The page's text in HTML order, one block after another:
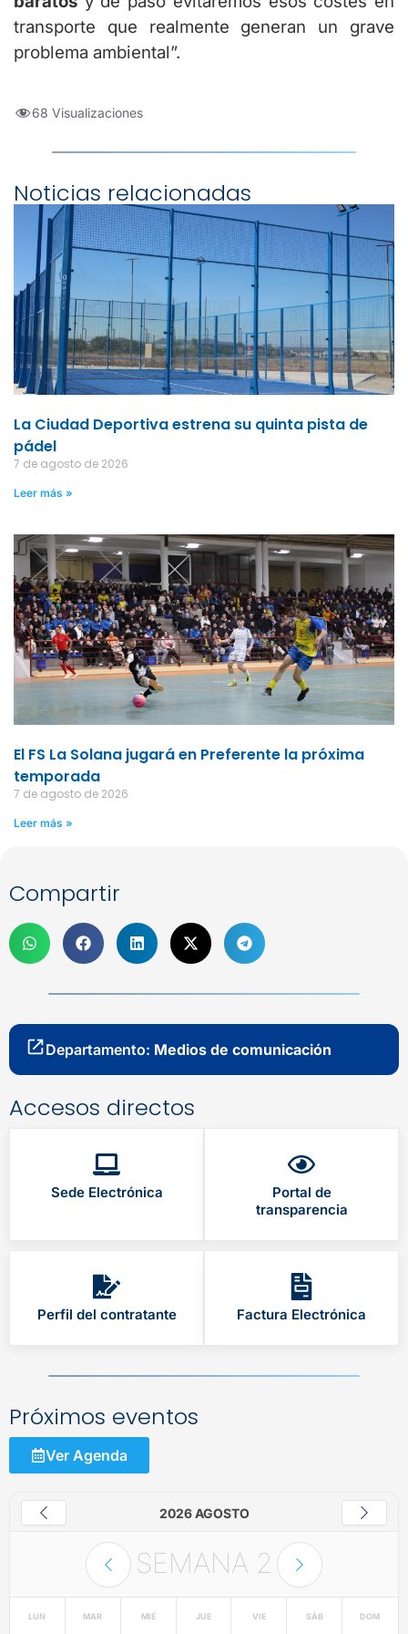
transporte que realmente generan un grave
problema ambiental”.
68 Visualizaciones
Noticias relacionadas
La Ciudad Deportiva estrena su quinta pista de
pádel
7 de agosto de 2026
Leer más »
El FS La Solana jugará en Preferente la próxima
temporada
7 de agosto de 2026
Leer más »
Compartir
Departamento: Medios de comunicación
Accesos directos
Sede Electrónica
Portal de
transparencia
Perfil del contratante Factura Electrónica
Próximos eventos
Ver Agenda
2026 AGOSTO
SEMANA 2
LUN MAR MIÉ JUE VIE SÁB DOM